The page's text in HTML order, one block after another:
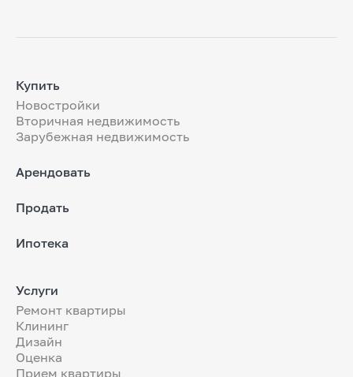
Купить
Новостройки
Вторичная недвижимость
Зарубежная недвижимость
Арендовать
Продать
Ипотека
Услуги
Ремонт квартиры
Клининг
Дизайн
Оценка
Прием квартиры